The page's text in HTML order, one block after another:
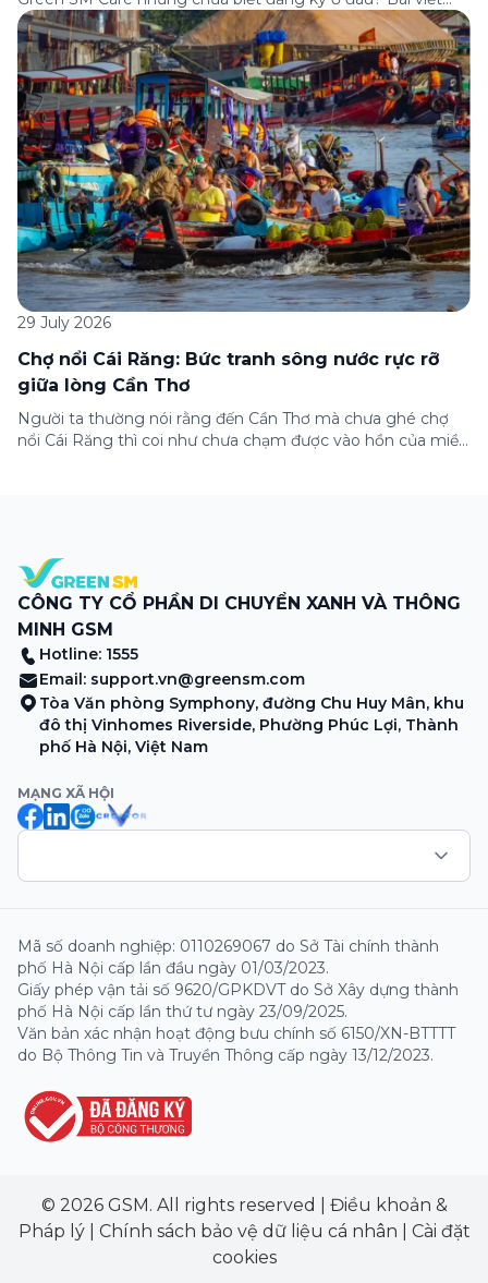
dưới đây sẽ hướng dẫn chi tiết cách tham gia (và hủy tham
gia) gói bảo hiểm này ngay trên ứng dụng Green SM, cùng
những lưu ý quan trọng trước khi […]
29 July 2026
Chợ nổi Cái Răng: Bức tranh sông nước rực rỡ
giữa lòng Cần Thơ
Người ta thường nói rằng đến Cần Thơ mà chưa ghé chợ
nổi Cái Răng thì coi như chưa chạm được vào hồn của miền
CÔNG TY CỔ PHẦN DI CHUYỂN XANH VÀ THÔNG
MINH GSM
Hotline: 1555
Email: support.vn@greensm.com
Tòa Văn phòng Symphony, đường Chu Huy Mân, khu
đô thị Vinhomes Riverside, Phường Phúc Lợi, Thành
phố Hà Nội, Việt Nam
MẠNG XÃ HỘI
Mã số doanh nghiệp: 0110269067 do Sở Tài chính thành
phố Hà Nội cấp lần đầu ngày 01/03/2023.
Giấy phép vận tải số 9620/GPKDVT do Sở Xây dựng thành
phố Hà Nội cấp lần thứ tư ngày 23/09/2025.
Văn bản xác nhận hoạt động bưu chính số 6150/XN-BTTTT
do Bộ Thông Tin và Truyền Thông cấp ngày 13/12/2023.
© 2026 GSM. All rights reserved
Điều khoản &
Pháp lý| Chính sách bảo vệ dữ liệu cá nhân
Cài đặt
cookies